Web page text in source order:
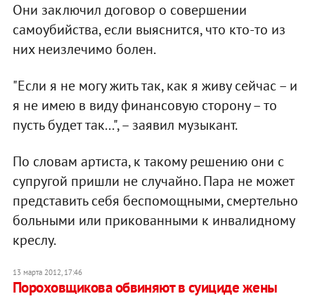
Они заключил договор о совершении
самоубийства, если выяснится, что кто-то из
них неизлечимо болен.
"Если я не могу жить так, как я живу сейчас – и
я не имею в виду финансовую сторону – то
пусть будет так...", – заявил музыкант.
По словам артиста, к такому решению они с
супругой пришли не случайно. Пара не может
представить себя беспомощными, смертельно
больными или прикованными к инвалидному
креслу.
13 марта 2012, 17:46
Пороховщикова обвиняют в суициде жены